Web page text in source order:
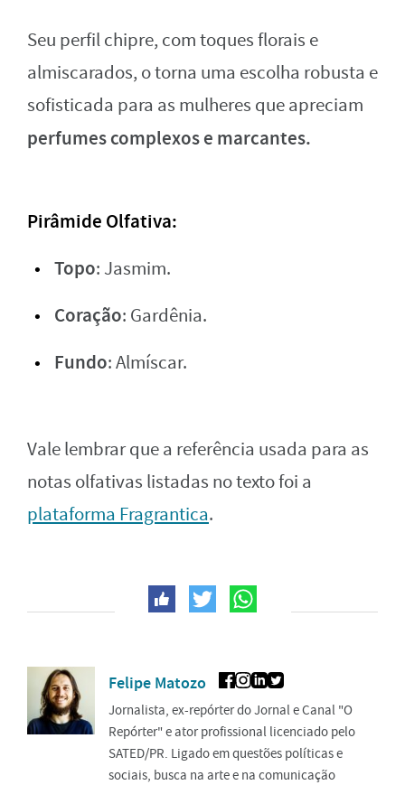
Seu perfil chipre, com toques florais e
almiscarados, o torna uma escolha robusta e
sofisticada para as mulheres que apreciam
perfumes complexos e marcantes.
Pirâmide Olfativa:
Topo: Jasmim.
Coração: Gardênia.
Fundo: Almíscar.
Vale lembrar que a referência usada para as
notas olfativas listadas no texto foi a
plataforma Fragrantica.
Felipe Matozo
Jornalista, ex-repórter do Jornal e Canal "O
Repórter" e ator profissional licenciado pelo
SATED/PR. Ligado em questões políticas e
sociais, busca na arte e na comunicação